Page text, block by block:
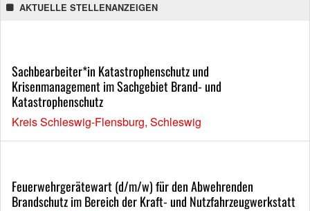
AKTUELLE STELLENANZEIGEN
Sachbearbeiter*in Katastrophenschutz und
Krisenmanagement im Sachgebiet Brand- und
Katastrophenschutz
Kreis Schleswig-Flensburg, Schleswig
Feuerwehrgerätewart (d/m/w) für den Abwehrenden
Brandschutz im Bereich der Kraft- und Nutzfahrzeugwerkstatt